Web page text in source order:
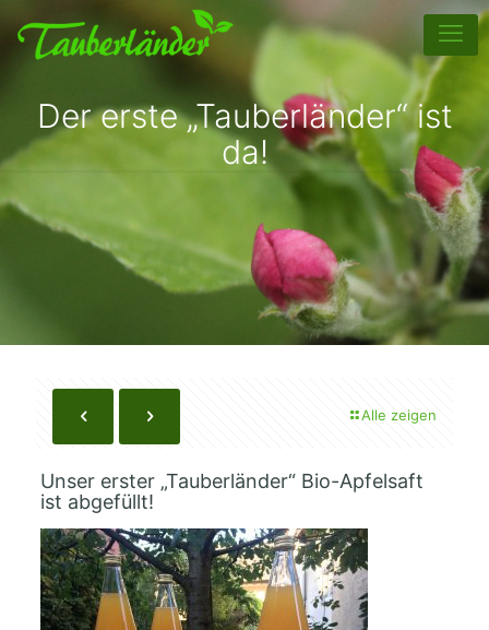
Der erste „Tauberländer“ ist
da!
Alle zeigen
Unser erster „Tauberländer“ Bio-Apfelsaft
ist abgefüllt!